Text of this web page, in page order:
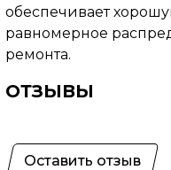
обеспечивает
равномерное
ремонта.
ОТЗЫВЫ
Оставить отзыв